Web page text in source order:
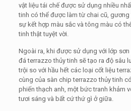
vật liệu tái chế được sử dụng nhiều
tinh có thể được làm từ chai cũ,
sự kết hợp màu sắc và tông màu có
tinh thật tuyệt vời.
Ngoài ra, khi được sử dụng với lớp
đá terrazzo thủy tinh sẽ tạo ra độ sâu
trội so với hầu hết các loại cốt liệu
cùng của sàn chip terrazzo thủy tinh
phiến thạch anh, một bức tranh khảm
tươi sáng và bất cứ thứ gì ở giữa.